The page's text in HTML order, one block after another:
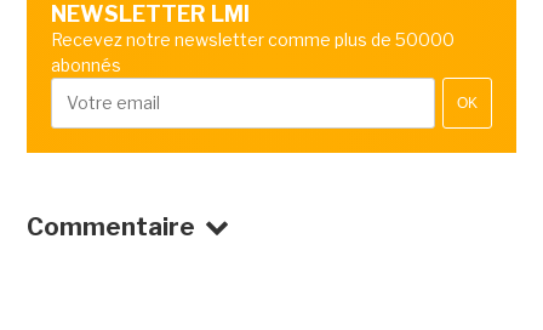
NEWSLETTER LMI
Recevez notre newsletter comme plus de 50000
abonnés
OK
Commentaire